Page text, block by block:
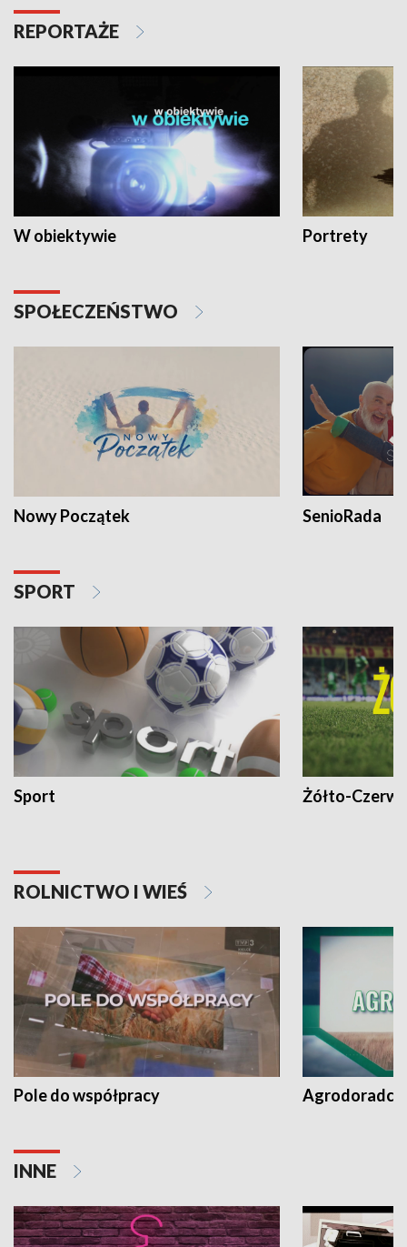
REPORTAŻE
W obiektywie Portrety
SPOŁECZEŃSTWO
Nowy Początek SenioRada
SPORT
Sport Żółto-
ROLNICTWO I WIEŚ
Pole do współpracy Agrodoradcy
INNE